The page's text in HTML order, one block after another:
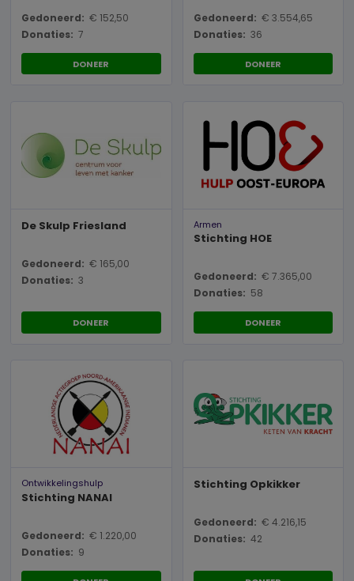
Gedoneerd: € 152,50
Donaties: 7
DONEER
Gedoneerd: € 3.554,65
Donaties: 36
DONEER
De Skulp Friesland
Gedoneerd: € 165,00
Donaties: 3
DONEER
Armen
Stichting HOE
Gedoneerd: € 7.365,00
Donaties: 58
DONEER
Ontwikkelingshulp
Stichting NANAI
Gedoneerd: € 1.220,00
Donaties: 9
Stichting Opkikker
Gedoneerd: € 4.216,15
Donaties: 42